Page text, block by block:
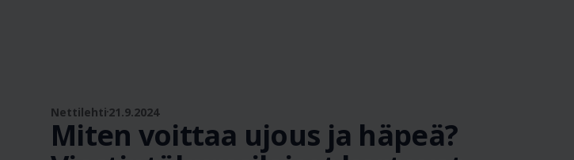
Nettilehti 21.9.2024
Miten voittaa ujous ja häpeä?